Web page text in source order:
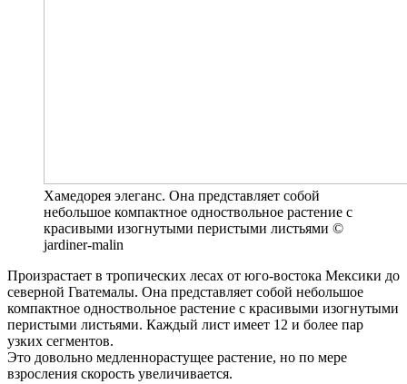
Хамедорея элеганс. Она представляет собой
небольшое компактное одноствольное растение с
красивыми изогнутыми перистыми листьями ©
jardiner-malin
Произрастает в тропических лесах от юго-востока Мексики до
северной Гватемалы. Она представляет собой небольшое
компактное одноствольное растение с красивыми изогнутыми
перистыми листьями. Каждый лист имеет 12 и более пар
узких сегментов.
Это довольно медленнорастущее растение, но по мере
взросления скорость увеличивается.